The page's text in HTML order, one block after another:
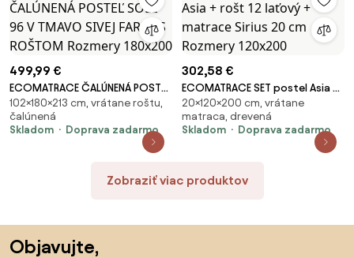
499,99 €
ECOMATRACE ČALÚNENÁ POSTEĽ
SOLE 96 V TMAVO SIVEJ FARBE S
ROŠTOM Rozmery 180x200
102×180×213 cm, vrátane roštu,
čalúnená
Skladom
Doprava zadarmo
302,58 €
ECOMATRACE SET postel Asia +
rošt 12 laťový + matrace Sirius
20 cm Rozmery 120x200
20×120×200 cm, vrátane
matraca, drevená
Skladom
Doprava zadarmo
Zobraziť viac produktov
Objavujte,